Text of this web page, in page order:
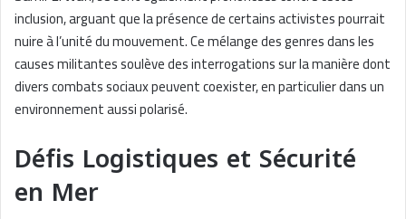
inclusion, arguant que la présence de certains activistes pourrait
nuire à l’unité du mouvement. Ce mélange des genres dans les
causes militantes soulève des interrogations sur la manière dont
divers combats sociaux peuvent coexister, en particulier dans un
environnement aussi polarisé.
Défis Logistiques et Sécurité
en Mer